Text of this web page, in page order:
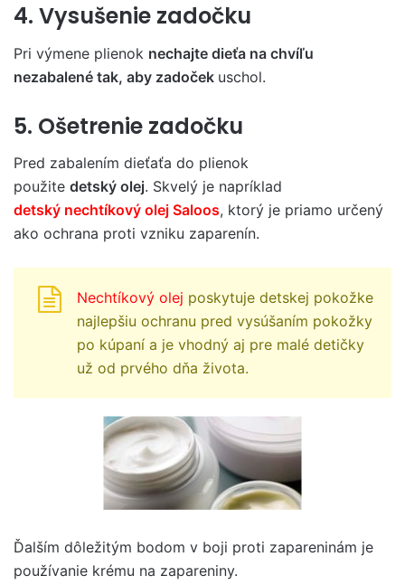
4. Vysušenie zadočku
Pri výmene plienok nechajte dieťa na chvíľu
nezabalené tak, aby zadoček uschol.
5. Ošetrenie zadočku
Pred zabalením dieťaťa do plienok
použite detský olej. Skvelý je napríklad
detský nechtíkový olej Saloos, ktorý je priamo určený
ako ochrana proti vzniku zaparenín.
Nechtíkový olej poskytuje detskej pokožke
najlepšiu ochranu pred vysúšaním pokožky
po kúpaní a je vhodný aj pre malé detičky
už od prvého dňa života.
Ďalším dôležitým bodom v boji proti zapareninám je
používanie krému na zapareniny.